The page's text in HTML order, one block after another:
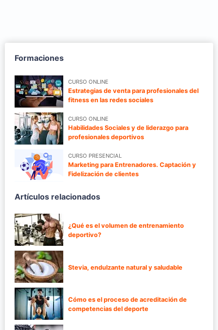
Formaciones
CURSO ONLINE
Estrategias de venta para profesionales del
fitness en las redes sociales
CURSO ONLINE
Habilidades Sociales y de liderazgo para
profesionales deportivos
CURSO PRESENCIAL
Marketing para Entrenadores. Captación y
Fidelización de clientes
Artículos relacionados
¿Qué es el volumen de entrenamiento
deportivo?
Stevia, endulzante natural y saludable
Cómo es el proceso de acreditación de
competencias del deporte